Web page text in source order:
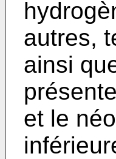
autres,
ainsi
et le